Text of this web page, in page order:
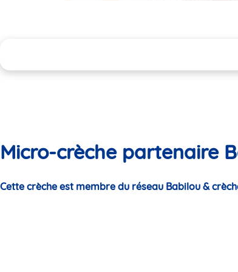
Micro-crèche partenaire
Cette crèche est membre du réseau Babilou &